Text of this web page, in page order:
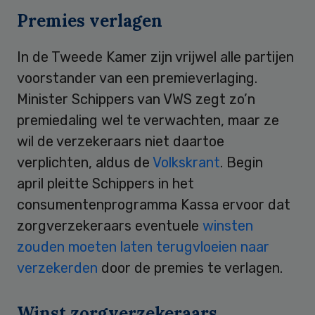
Premies verlagen
In de Tweede Kamer zijn vrijwel alle partijen
voorstander van een premieverlaging.
Minister Schippers van VWS zegt zo’n
premiedaling wel te verwachten, maar ze
wil de verzekeraars niet daartoe
verplichten, aldus de Volkskrant. Begin
april pleitte Schippers in het
consumentenprogramma Kassa ervoor dat
zorgverzekeraars eventuele winsten
zouden moeten laten terugvloeien naar
verzekerden door de premies te verlagen.